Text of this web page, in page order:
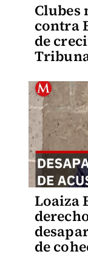
Clubes
contra
de
Loaiza
de